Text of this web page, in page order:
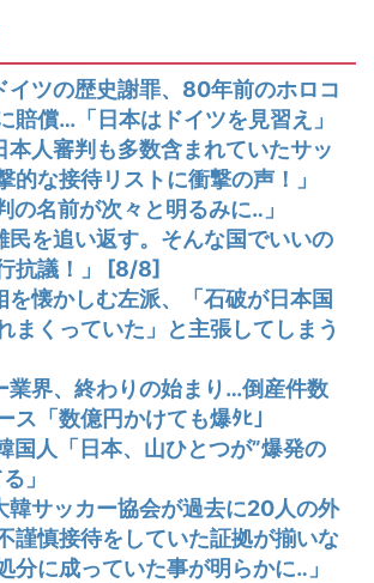
イツの歴史謝罪、80年前のホロコ
賠償…「日本はドイツを見習え」
本人審判も多数含まれていたサッ
的な接待リストに衝撃の声！」
名前が次々と明るみに‥」
民を追い返す。そんな国でいいの
抗議！」 [8/8]
を懐かしむ左派、「石破が日本国
まくっていた」と主張してしまう
業界、終わりの始まり…倒産件数
ス「数億円かけても爆ﾀﾋ」
国人「日本、山ひとつが”爆発の
」
韓サッカー協会が過去に20人の外
謹慎接待をしていた証拠が揃いな
分に成っていた事が明らかに‥」